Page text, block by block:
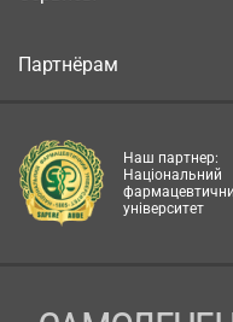
Партнёрам
Наш партнер:
Національний
університет